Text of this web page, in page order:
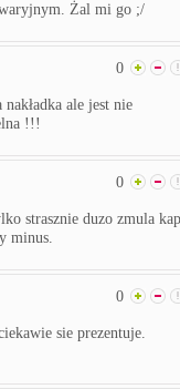
Żal mi go ;/
0
ale jest nie
!!!
0
strasznie duzo zmula
minus.
0
sie prezentuje.